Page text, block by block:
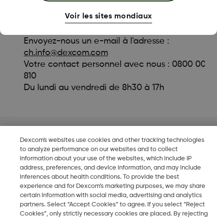
Envoyez-nous un e-mail à l'adresse :
ch.info@dexcom.com
Votre contact personnel avec nous : 0800 002
810
Du lundi au vendredi de 8h30 à 17h
Share, Share sont des marques commerciales déposées de
Inc. aux États-Unis et peuvent potentiellement être également
déposées dans d'autres pays.
COPYRIGHT © 2023 DEXCOM INC. TOUS DROITS RÉSERVÉS.
MAT-1332-REV001
Dexcom's websites use cookies and other tracking technologies
to analyze performance on our websites and to collect
information about your use of the websites, which include IP
address, preferences, and device information, and may include
inferences about health conditions. To provide the best
experience and for Dexcom’s marketing purposes, we may share
certain information with social media, advertising and analytics
partners. Select “Accept Cookies” to agree. If you select “Reject
Cookies”, only strictly necessary cookies are placed. By rejecting
Voir les sites mondiaux